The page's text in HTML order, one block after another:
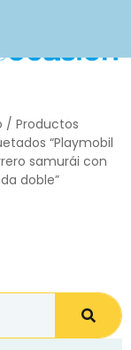
/ Productos
“Playmobil
samurái con
doble”